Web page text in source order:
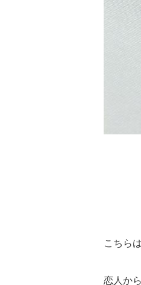
こちら
恋人か